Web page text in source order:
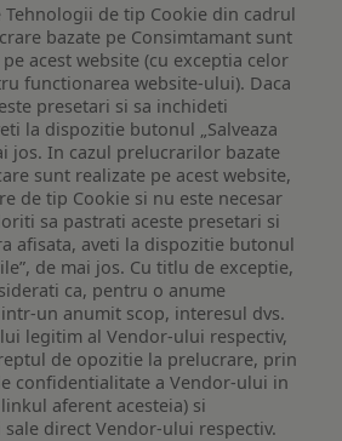
Tehnologii de tip Cookie din cadrul
bazate pe Consimtamant sunt
pe acest website (cu exceptia celor
functionarea website-ului). Daca
presetari si sa inchideti
la dispozitie butonul „Salveaza
jos. In cazul prelucrarilor bazate
sunt realizate pe acest website,
de tip Cookie si nu este necesar
sa pastrati aceste presetari si
afisata, aveti la dispozitie butonul
de mai jos. Cu titlu de exceptie,
ca, pentru o anume
un anumit scop, interesul dvs.
legitim al Vendor-ului respectiv,
de opozitie la prelucrare, prin
confidentialitate a Vendor-ului in
aferent acesteia) si
direct Vendor-ului respectiv.